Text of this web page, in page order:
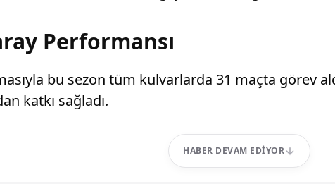
Performansı
bu sezon tüm kulvarlarda 31 maçta görev
katkı sağladı.
HABER DEVAM EDIYOR